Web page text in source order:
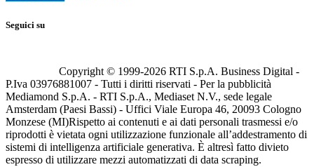
Seguici su
Copyright © 1999-2026 RTI S.p.A. Business Digital -
P.Iva 03976881007 - Tutti i diritti riservati - Per la pubblicità
Mediamond S.p.A. - RTI S.p.A., Mediaset N.V., sede legale
Amsterdam (Paesi Bassi) - Uffici Viale Europa 46, 20093 Cologno
Monzese (MI)Rispetto ai contenuti e ai dati personali trasmessi e/o
riprodotti è vietata ogni utilizzazione funzionale all’addestramento di
sistemi di intelligenza artificiale generativa. È altresì fatto divieto
espresso di utilizzare mezzi automatizzati di data scraping.